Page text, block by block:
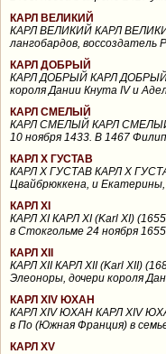
КАРЛ ВЕЛИКИЙ
КАРЛ ВЕЛИКИЙ КАРЛ ВЕЛИКИЙ
лангобардов, воссоздатель
КАРЛ ДОБРЫЙ
КАРЛ ДОБРЫЙ КАРЛ ДОБРЫЙ
короля Дании Кнута IV и
КАРЛ СМЕЛЫЙ
КАРЛ СМЕЛЫЙ КАРЛ СМЕЛЫЙ
10 ноября 1433. В 1467
КАРЛ Х ГУСТАВ
КАРЛ Х ГУСТАВ КАРЛ Х
Цвайбрюккена, и Екатерины,
КАРЛ ХI
КАРЛ ХI КАРЛ ХI (Karl XI)
в Стокгольме 24 ноября
КАРЛ ХII
КАРЛ ХII КАРЛ ХII (Karl XII)
Элеоноры, дочери короля
КАРЛ ХIV ЮХАН
КАРЛ ХIV ЮХАН КАРЛ ХIV
в По (Южная Франция) в
КАРЛ ХV